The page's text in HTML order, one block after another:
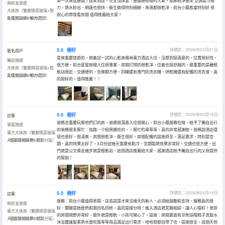
與好友旅遊
大床房（雙層隔音玻璃+智
能電視投屏+格力空調）
入住於2026年05月
力，熱水秒出，網速也很快。衞生做得特別細緻，角落都很乾凈，前台小鳳態度特別好 很
耐心的帶我看房間 值得推薦給大家！
匿名用戶
獨自旅遊
大床房（雙層隔音玻璃+智
能電視投屏+格力空調）
入住於2026年03月
5.0 極好
評價於：2026年03月21日
是來重慶旅遊的，抱着試一試的心態來格林東方酒店入住，沒想到挺滿意的，位置很好找，
很方便。前台星星辦理入住很專業，房間打掃的很乾凈，住着也挺舒服的。最重要的是離輕
軌站很近，交通便利，去哪都方便。四樓還有專門的洗衣機、烘乾機還有配備的洗衣液。真
的挺好的。值得推薦！！
訪客
家庭旅遊
東方大床房（雙層隔音玻璃
+智能電視投屏+乾濕分區）
入住於2026年03月
5.0 極好
評價於：2026年03月18日
爸媽去重慶玩幫他們訂的房，爸媽很滿意入住很開心，前台小鳳服務在線，給予了獨自出行
的爸媽很多幫忙：指路，介紹周邊吃的，。幫忙約車等等，真的非常感謝她。爸媽説酒店環
境也很好，很清爽，房間很乾凈，衞生很好。房間配備的設施齊全，滿足需求，特別是空
調，真的效果太好了，3月份這幾天重慶有點冷，空調製熱效果非常好。交通也很方便，出
門就是公交車走幾步就是輕軌站。這個酒店推薦給大家，感謝酒店給予獨自出行的父母提供
的幫助！
訪客
與好友旅遊
東方大床房（雙層隔音玻璃
+智能電視投屏+乾濕分區）
入住於2026年03月
5.0 極好
評價於：2026年03月18日
服務：前台小鳳值得表揚，店長説是才來沒幾天的新人，必須給鼓勵和支持，服務真的很
好，關鍵是她居然和我同名同姓，真的是緣分呀！進入酒店就笑臉相迎，讓人心情好！安排
的房間視野非常好，窗外就是輕軌，小孩可開心了。設施：房間裏面有牙刷浴帽梳子洗髮水
沐浴露護髮素熱水壺吹風等等用品滿足出行需求，哈哈我都自帶了也，設施很全，這個天他